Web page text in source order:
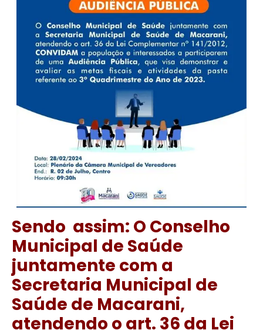
Sendo assim: O Conselho
Municipal de Saúde
juntamente com a
Secretaria Municipal de
Saúde de Macarani,
atendendo o art. 36 da Lei